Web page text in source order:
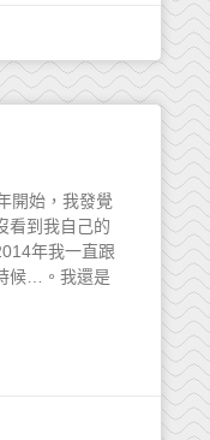
開始，我發覺
看到我自己的
年我一直跟
候…。我還是